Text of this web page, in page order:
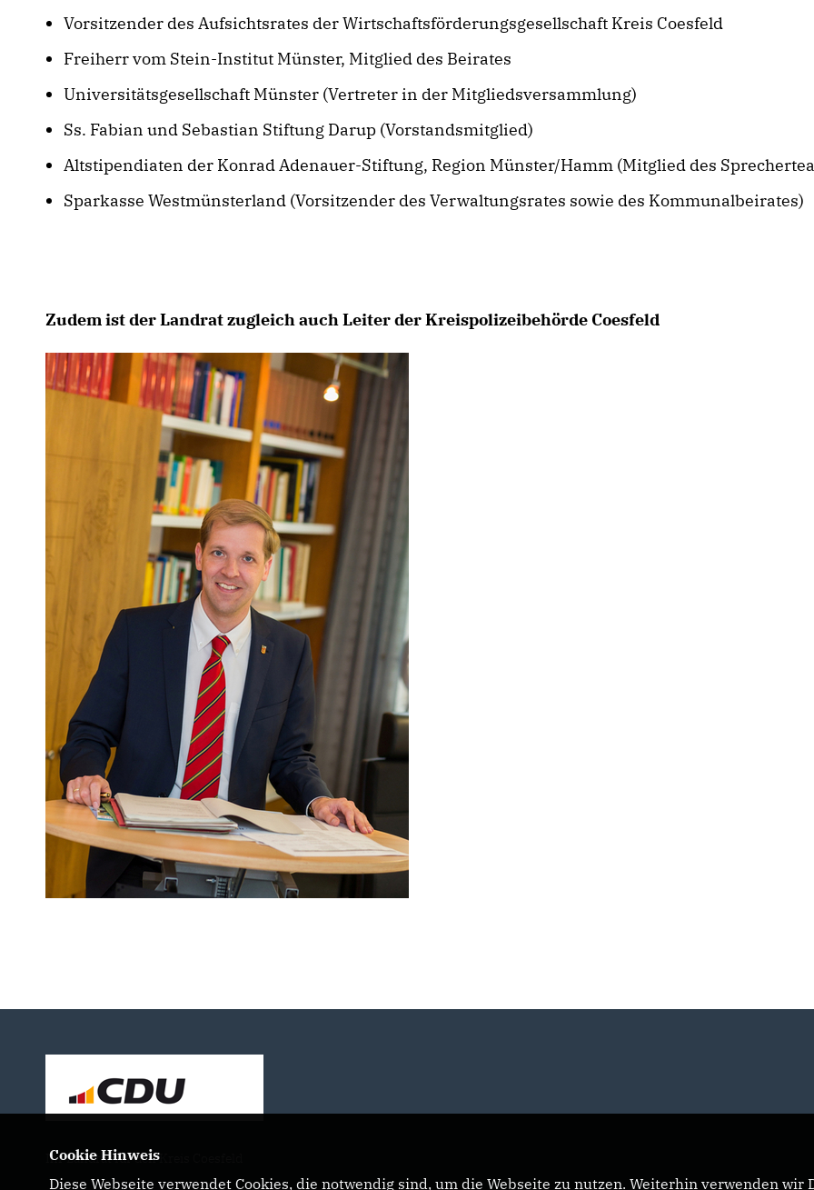
Vorsitzender des Aufsichtsrates der Wirtschaftsförderungsgesellschaft Kreis Coesfeld
Freiherr vom Stein-Institut Münster, Mitglied des Beirates
Universitätsgesellschaft Münster (Vertreter in der Mitgliedsversammlung)
Ss. Fabian und Sebastian Stiftung Darup (Vorstandsmitglied)
Altstipendiaten der Konrad Adenauer-Stiftung, Region Münster/Hamm (Mitglied des
Sparkasse Westmünsterland (Vorsitzender des Verwaltungsrates sowie des Kommunalbeirates)
Zudem ist der Landrat zugleich auch Leiter der Kreispolizeibehörde Coesfeld
Ihr Landrat für den Kreis Coesfeld
Cookie Hinweis
Diese Webseite verwendet Cookies, die notwendig sind, um die Webseite zu nutzen. Weiterhin verwenden